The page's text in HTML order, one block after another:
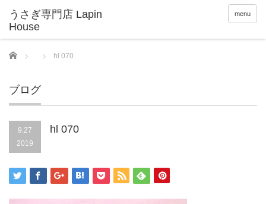
menu
Home hl 070
ブログ
9.27
2019
hl 070